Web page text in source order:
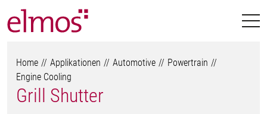
Home Applikationen Automotive
Powertrain
Engine Cooling
Grill Shutter